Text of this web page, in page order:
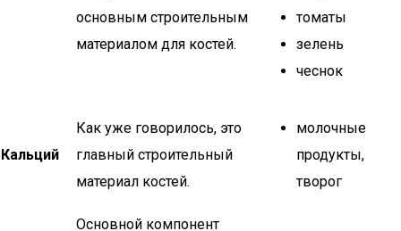
основным строительным
материалом для костей.
томаты
зелень
чеснок
Кальций
Как уже говорилось, это
главный строительный
материал костей.
молочные
продукты,
творог
Основной компонент